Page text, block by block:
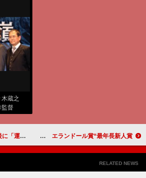
木蔵之
監督
ンバサダーに就任 過去２０年間の受賞者年齢を調べた吉田羊 エランドール賞“最年長新人賞”
RELATED NEWS